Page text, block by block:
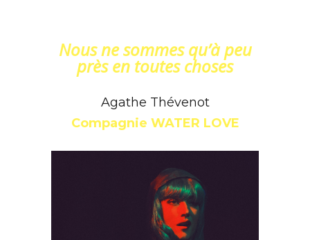
Nous ne sommes qu’à peu
près en toutes choses
Agathe Thévenot
Compagnie WATER LOVE